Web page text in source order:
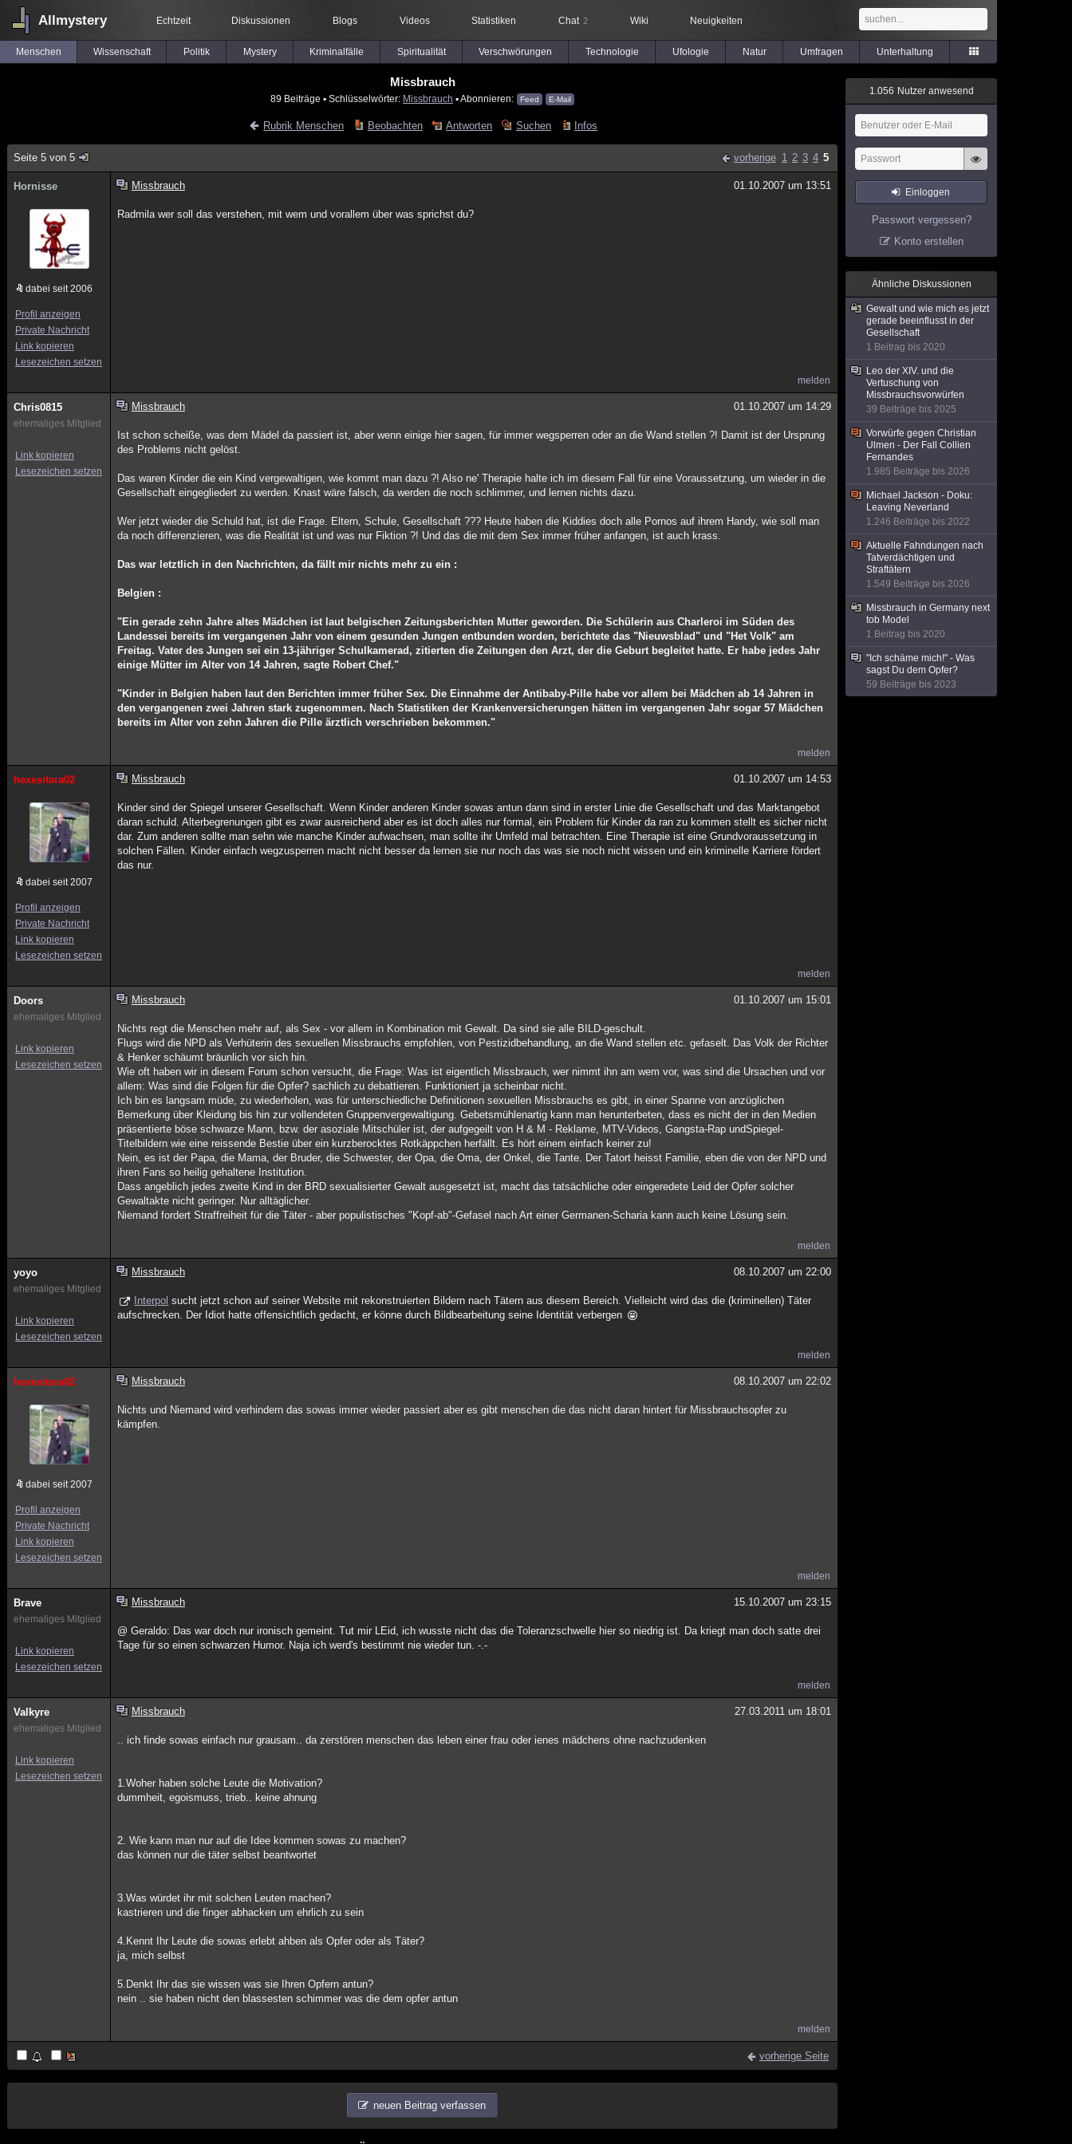
Allmystery Echtzeit Diskussionen Blogs Videos Statistiken Chat 2 Wiki Neuigkeiten
Menschen Wissenschaft Politik Mystery Kriminalfälle Spiritualität Verschwörungen Technologie Ufologie Natur Umfragen Unterhaltung
Missbrauch
89 Beiträge ▪ Schlüsselwörter: Missbrauch ▪ Abonnieren: Feed E-Mail
Rubrik Menschen Beobachten Antworten Suchen Infos
Seite 5 von 5 vorherige 1 2 3 4 5
Hornisse
dabei seit 2006
Profil anzeigen
Private Nachricht
Link kopieren
Lesezeichen setzen
Missbrauch 01.10.2007 um 13:51
Radmila wer soll das verstehen, mit wem und vorallem über was sprichst du?
melden
Chris0815
ehemaliges Mitglied
Link kopieren
Lesezeichen setzen
Missbrauch 01.10.2007 um 14:29
Ist schon scheiße, was dem Mädel da passiert ist, aber wenn einige hier sagen, für immer wegsperren oder an die Wand stellen ?! Damit ist der Ursprung
des Problems nicht gelöst.
Das waren Kinder die ein Kind vergewaltigen, wie kommt man dazu ?! Also ne' Therapie halte ich im diesem Fall für eine Voraussetzung, um wieder in die
Gesellschaft eingegliedert zu werden. Knast wäre falsch, da werden die noch schlimmer, und lernen nichts dazu.
Wer jetzt wieder die Schuld hat, ist die Frage. Eltern, Schule, Gesellschaft ??? Heute haben die Kiddies doch alle Pornos auf ihrem Handy, wie soll man
da noch differenzieren, was die Realität ist und was nur Fiktion ?! Und das die mit dem Sex immer früher anfangen, ist auch krass.
Das war letztlich in den Nachrichten, da fällt mir nichts mehr zu ein :
Belgien :
"Ein gerade zehn Jahre altes Mädchen ist laut belgischen Zeitungsberichten Mutter geworden. Die Schülerin aus Charleroi im Süden des
Landessei bereits im vergangenen Jahr von einem gesunden Jungen entbunden worden, berichtete das "Nieuwsblad" und "Het Volk" am
Freitag. Vater des Jungen sei ein 13-jähriger Schulkamerad, zitierten die Zeitungen den Arzt, der die Geburt begleitet hatte. Er habe jedes Jahr
einige Mütter im Alter von 14 Jahren, sagte Robert Chef."
"Kinder in Belgien haben laut den Berichten immer früher Sex. Die Einnahme der Antibaby-Pille habe vor allem bei Mädchen ab 14 Jahren in
den vergangenen zwei Jahren stark zugenommen. Nach Statistiken der Krankenversicherungen hätten im vergangenen Jahr sogar 57 Mädchen
bereits im Alter von zehn Jahren die Pille ärztlich verschrieben bekommen."
melden
hexesitara02
dabei seit 2007
Profil anzeigen
Private Nachricht
Link kopieren
Lesezeichen setzen
Missbrauch 01.10.2007 um 14:53
Kinder sind der Spiegel unserer Gesellschaft. Wenn Kinder anderen Kinder sowas antun dann sind in erster Linie die Gesellschaft und das Marktangebot
daran schuld. Alterbegrenungen gibt es zwar ausreichend aber es ist doch alles nur formal, ein Problem für Kinder da ran zu kommen stellt es sicher nicht
dar. Zum anderen sollte man sehn wie manche Kinder aufwachsen, man sollte ihr Umfeld mal betrachten. Eine Therapie ist eine Grundvoraussetzung in
solchen Fällen. Kinder einfach wegzusperren macht nicht besser da lernen sie nur noch das was sie noch nicht wissen und ein kriminelle Karriere fördert
das nur.
melden
Doors
ehemaliges Mitglied
Link kopieren
Lesezeichen setzen
Missbrauch 01.10.2007 um 15:01
Nichts regt die Menschen mehr auf, als Sex - vor allem in Kombination mit Gewalt. Da sind sie alle BILD-geschult.
Flugs wird die NPD als Verhüterin des sexuellen Missbrauchs empfohlen, von Pestizidbehandlung, an die Wand stellen etc. gefaselt. Das Volk der Richter
& Henker schäumt bräunlich vor sich hin.
Wie oft haben wir in diesem Forum schon versucht, die Frage: Was ist eigentlich Missbrauch, wer nimmt ihn am wem vor, was sind die Ursachen und vor
allem: Was sind die Folgen für die Opfer? sachlich zu debattieren. Funktioniert ja scheinbar nicht.
Ich bin es langsam müde, zu wiederholen, was für unterschiedliche Definitionen sexuellen Missbrauchs es gibt, in einer Spanne von anzüglichen
Bemerkung über Kleidung bis hin zur vollendeten Gruppenvergewaltigung. Gebetsmühlenartig kann man herunterbeten, dass es nicht der in den Medien
präsentierte böse schwarze Mann, bzw. der asoziale Mitschüler ist, der aufgegeilt von H & M - Reklame, MTV-Videos, Gangsta-Rap undSpiegel-
Titelbildern wie eine reissende Bestie über ein kurzberocktes Rotkäppchen herfällt. Es hört einem einfach keiner zu!
Nein, es ist der Papa, die Mama, der Bruder, die Schwester, der Opa, die Oma, der Onkel, die Tante. Der Tatort heisst Familie, eben die von der NPD und
ihren Fans so heilig gehaltene Institution.
Dass angeblich jedes zweite Kind in der BRD sexualisierter Gewalt ausgesetzt ist, macht das tatsächliche oder eingeredete Leid der Opfer solcher
Gewaltakte nicht geringer. Nur alltäglicher.
Niemand fordert Straffreiheit für die Täter - aber populistisches "Kopf-ab"-Gefasel nach Art einer Germanen-Scharia kann auch keine Lösung sein.
melden
yoyo
ehemaliges Mitglied
Link kopieren
Lesezeichen setzen
Missbrauch 08.10.2007 um 22:00
Interpol sucht jetzt schon auf seiner Website mit rekonstruierten Bildern nach Tätern aus diesem Bereich. Vielleicht wird das die (kriminellen) Täter
aufschrecken. Der Idiot hatte offensichtlich gedacht, er könne durch Bildbearbeitung seine Identität verbergen
melden
hexesitara02
dabei seit 2007
Profil anzeigen
Private Nachricht
Link kopieren
Lesezeichen setzen
Missbrauch 08.10.2007 um 22:02
Nichts und Niemand wird verhindern das sowas immer wieder passiert aber es gibt menschen die das nicht daran hintert für Missbrauchsopfer zu
kämpfen.
melden
Brave
ehemaliges Mitglied
Link kopieren
Lesezeichen setzen
Missbrauch 15.10.2007 um 23:15
@ Geraldo: Das war doch nur ironisch gemeint. Tut mir LEid, ich wusste nicht das die Toleranzschwelle hier so niedrig ist. Da kriegt man doch satte drei
Tage für so einen schwarzen Humor. Naja ich werd's bestimmt nie wieder tun. -.-
melden
Valkyre
ehemaliges Mitglied
Link kopieren
Lesezeichen setzen
Missbrauch 27.03.2011 um 18:01
.. ich finde sowas einfach nur grausam.. da zerstören menschen das leben einer frau oder ienes mädchens ohne nachzudenken
1.Woher haben solche Leute die Motivation?
dummheit, egoismuss, trieb.. keine ahnung
2. Wie kann man nur auf die Idee kommen sowas zu machen?
das können nur die täter selbst beantwortet
3.Was würdet ihr mit solchen Leuten machen?
kastrieren und die finger abhacken um ehrlich zu sein
4.Kennt Ihr Leute die sowas erlebt ahben als Opfer oder als Täter?
ja, mich selbst
5.Denkt Ihr das sie wissen was sie Ihren Opfern antun?
nein .. sie haben nicht den blassesten schimmer was die dem opfer antun
melden
vorherige Seite
neuen Beitrag verfassen
1.056 Nutzer anwesend
Einloggen
Passwort vergessen?
Konto erstellen
Ähnliche Diskussionen
Gewalt und wie mich es jetzt
gerade beeinflusst in der
Gesellschaft
1 Beitrag bis 2020
Leo der XIV. und die
Vertuschung von
Missbrauchsvorwürfen
39 Beiträge bis 2025
Vorwürfe gegen Christian
Ulmen - Der Fall Collien
Fernandes
1.985 Beiträge bis 2026
Michael Jackson - Doku:
Leaving Neverland
1.246 Beiträge bis 2022
Aktuelle Fahndungen nach
Tatverdächtigen und
Straftätern
1.549 Beiträge bis 2026
Missbrauch in Germany next
tob Model
1 Beitrag bis 2020
"Ich schäme mich!" - Was
sagst Du dem Opfer?
59 Beiträge bis 2023